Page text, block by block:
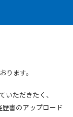
ります。
いただきたく、
歴書のアップロード